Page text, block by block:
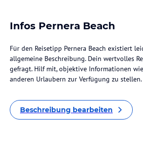
Infos Pernera Beach
Für den Reisetipp Pernera Beach existiert
allgemeine Beschreibung. Dein wertvolles
gefragt. Hilf mit, objektive Informationen
anderen Urlaubern zur Verfügung zu stellen.
Beschreibung bearbeiten